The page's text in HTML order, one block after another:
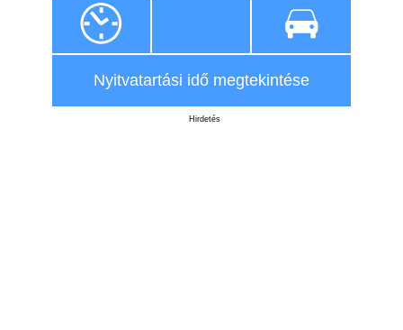
Nyitvatartási idő megtekintése
Hirdetés